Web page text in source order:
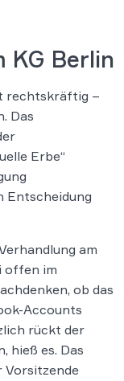
KG Berlin
rechtskräftig –
Das
Erbe“
Entscheidung
am
offen im
ob das
Accounts
rückt der
hieß es. Das
Vorsitzende